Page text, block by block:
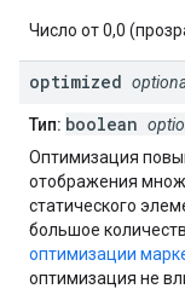
Число от 0,0
optimized
Тип: boolean
Оптимизация
отображения
статического
большое
оптимизации
оптимизация не